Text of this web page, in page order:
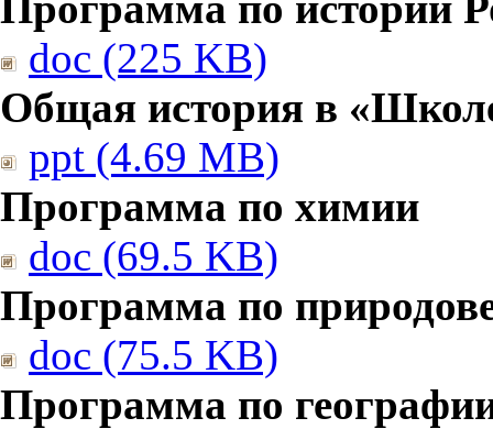
doc (225 KB)
Общая история в
ppt (4.69 MB)
Программа по химии
doc (69.5 KB)
Программа по
doc (75.5 KB)
Программа по